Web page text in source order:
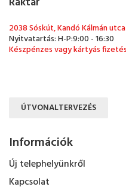
2038 Sóskút, Kandó Kálmán
Nyitvatartás: H-P:9:00 - 16:30
Készpénzes vagy kártyás
ÚTVONALTERVEZÉS
Információk
Új telephelyünkről
Kapcsolat